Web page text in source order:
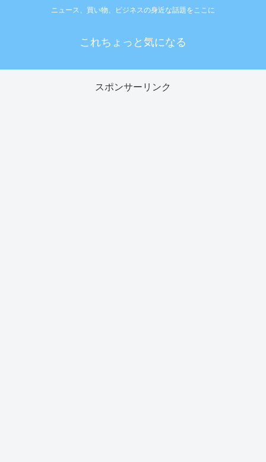
ニュース、買い物、ビジネスの身近な話題をここに
これちょっと気になる
スポンサーリンク